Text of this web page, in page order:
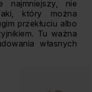
najmniejszy, nie
który można
przekłuciu albo
Tu ważna
własnych